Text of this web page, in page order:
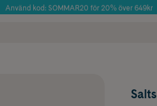
Använd kod: SOMMAR20 för 20% över 649kr
Salts